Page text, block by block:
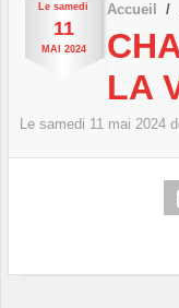
Le samedi
11
MAI 2024
Accueil
LA
Le samedi 11 mai 2024